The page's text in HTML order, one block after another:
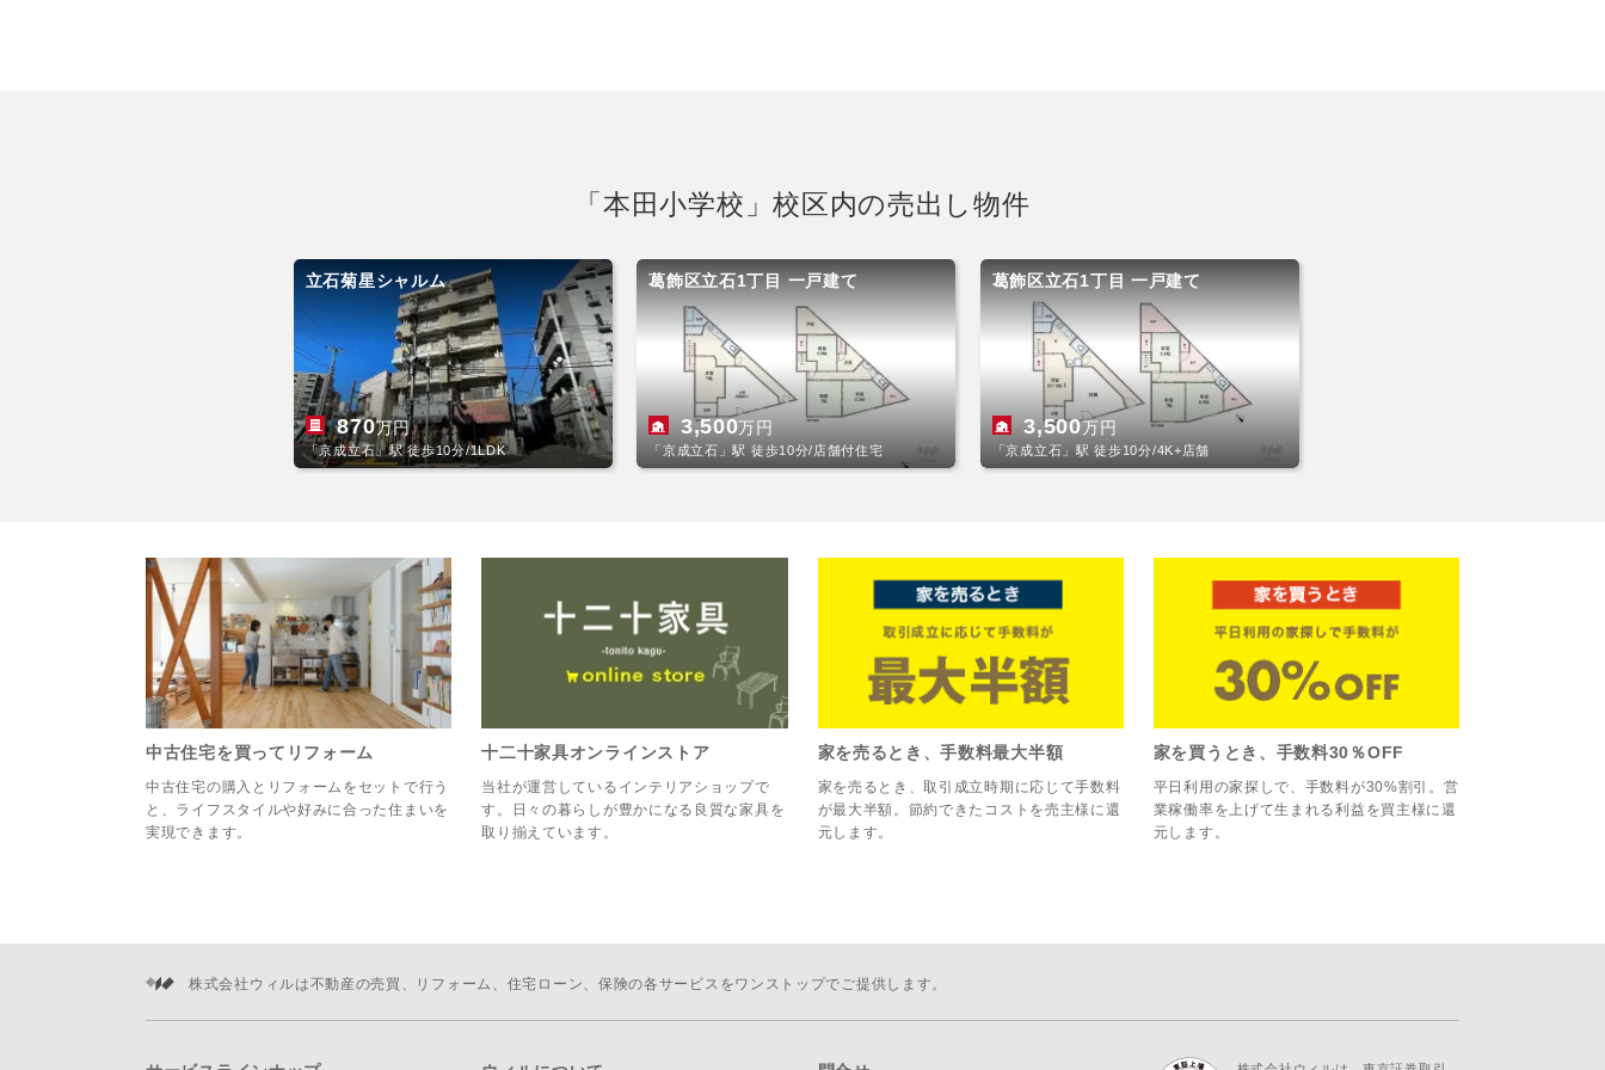
「本田小学校」校区内の売出し物件
立石菊星シャルム
870万円
「京成立石」駅 徒歩10分/1LDK
葛飾区立石1丁目 一戸建て
3,500万円
「京成立石」駅 徒歩10分/店舗付住宅
葛飾区立石1丁目 一戸建て
3,500万円
「京成立石」駅 徒歩10分/4K+店舗
中古住宅を買ってリフォーム
中古住宅の購入とリフォームをセットで行う
と、ライフスタイルや好みに合った住まいを
実現できます。
十二十家具オンラインストア
当社が運営しているインテリアショップで
す。日々の暮らしが豊かになる良質な家具を
取り揃えています。
家を売るとき、手数料最大半額
家を売るとき、取引成立時期に応じて手数料
が最大半額。節約できたコストを売主様に還
元します。
家を買うとき、手数料30％OFF
平日利用の家探しで、手数料が30%割引。営
業稼働率を上げて生まれる利益を買主様に還
元します。
株式会社ウィルは不動産の売買、リフォーム、住宅ローン、保険の各サービスをワンストップでご提供します。